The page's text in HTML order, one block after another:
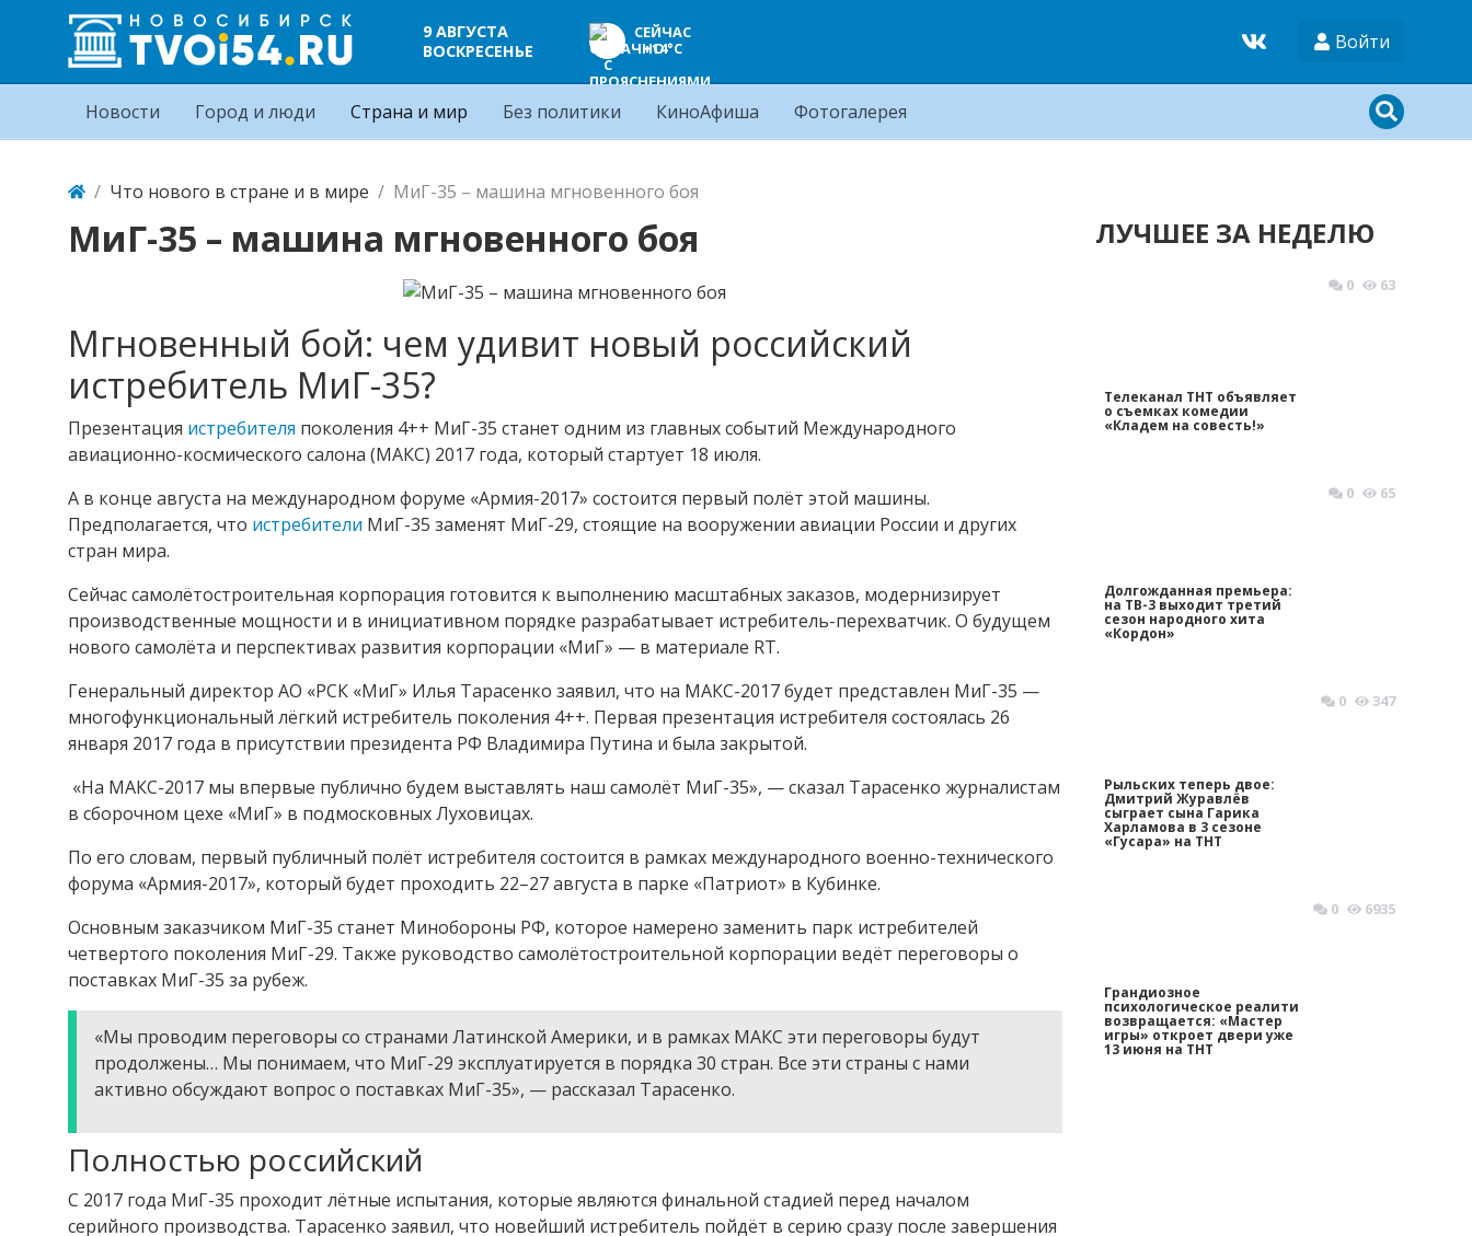
9 АВГУСТА
ВОСКРЕСЕНЬЕ
СЕЙЧАС
+14°C
Войти
Новости Город и люди Страна и мир Без политики КиноАфиша Фотогалерея
Что нового в стране и в мире МиГ-35 – машина мгновенного боя
МиГ-35 – машина мгновенного боя
Мгновенный бой: чем удивит новый российский
истребитель МиГ-35?
Презентация истребителя поколения 4++ МиГ-35 станет одним из главных событий Международного
авиационно-космического салона (МАКС) 2017 года, который стартует 18 июля.
А в конце августа на международном форуме «Армия-2017» состоится первый полёт этой машины.
Предполагается, что истребители МиГ-35 заменят МиГ-29, стоящие на вооружении авиации России и других
стран мира.
Сейчас самолётостроительная корпорация готовится к выполнению масштабных заказов, модернизирует
производственные мощности и в инициативном порядке разрабатывает истребитель-перехватчик. О будущем
нового самолёта и перспективах развития корпорации «МиГ» — в материале RT.
Генеральный директор АО «РСК «МиГ» Илья Тарасенко заявил, что на МАКС-2017 будет представлен МиГ-35 —
многофункциональный лёгкий истребитель поколения 4++. Первая презентация истребителя состоялась 26
января 2017 года в присутствии президента РФ Владимира Путина и была закрытой.
«На МАКС-2017 мы впервые публично будем выставлять наш самолёт МиГ-35», — сказал Тарасенко журналистам
в сборочном цехе «МиГ» в подмосковных Луховицах.
По его словам, первый публичный полёт истребителя состоится в рамках международного военно-технического
форума «Армия-2017», который будет проходить 22–27 августа в парке «Патриот» в Кубинке.
Основным заказчиком МиГ-35 станет Минобороны РФ, которое намерено заменить парк истребителей
четвертого поколения МиГ-29. Также руководство самолётостроительной корпорации ведёт переговоры о
поставках МиГ-35 за рубеж.
«Мы проводим переговоры со странами Латинской Америки, и в рамках МАКС эти переговоры будут
продолжены… Мы понимаем, что МиГ-29 эксплуатируется в порядка 30 стран. Все эти страны с нами
активно обсуждают вопрос о поставках МиГ-35», — рассказал Тарасенко.
Полностью российский
С 2017 года МиГ-35 проходит лётные испытания, которые являются финальной стадией перед началом
серийного производства. Тарасенко заявил, что новейший истребитель пойдёт в серию сразу после завершения
ЛУЧШЕЕ ЗА НЕДЕЛЮ
Телеканал ТНТ объявляет
о съемках комедии
«Кладем на совесть!»
0 63
Долгожданная премьера:
на ТВ-3 выходит третий
сезон народного хита
«Кордон»
0 65
Рыльских теперь двое:
Дмитрий Журавлёв
сыграет сына Гарика
Харламова в 3 сезоне
«Гусара» на ТНТ
0 347
Грандиозное
психологическое реалити
возвращается: «Мастер
игры» откроет двери уже
13 июня на ТНТ
0 6935